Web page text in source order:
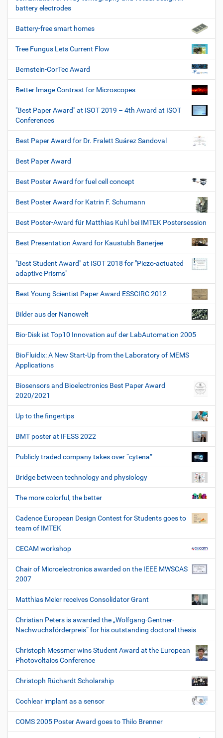
battery electrodes
Battery-free smart homes
Tree Fungus Lets Current Flow
Bernstein-CorTec Award
Better Image Contrast for Microscopes
"Best Paper Award" at ISOT 2019 – 4th Award at ISOT
Conferences
Best Paper Award for Dr. Fralett Suárez Sandoval
Best Paper Award
Best Poster Award for fuel cell concept
Best Poster Award for Katrin F. Schumann
Best Poster-Award für Matthias Kuhl bei IMTEK Postersession
Best Presentation Award for Kaustubh Banerjee
"Best Student Award" at ISOT 2018 for "Piezo-actuated
adaptive Prisms"
Best Young Scientist Paper Award ESSCIRC 2012
Bilder aus der Nanowelt
Bio-Disk ist Top10 Innovation auf der LabAutomation 2005
BioFluidix: A New Start-Up from the Laboratory of MEMS
Applications
Biosensors and Bioelectronics Best Paper Award
2020/2021
Up to the fingertips
BMT poster at IFESS 2022
Publicly traded company takes over “cytena”
Bridge between technology and physiology
The more colorful, the better
Cadence European Design Contest for Students goes to
team of IMTEK
CECAM workshop
Chair of Microelectronics awarded on the IEEE MWSCAS
2007
Matthias Meier receives Consolidator Grant
Christian Peters is awarded the „Wolfgang-Gentner-
Nachwuchsförderpreis“ for his outstanding doctoral thesis
Christoph Messmer wins Student Award at the European
Photovoltaics Conference
Christoph Rüchardt Scholarship
Cochlear implant as a sensor
COMS 2005 Poster Award goes to Thilo Brenner